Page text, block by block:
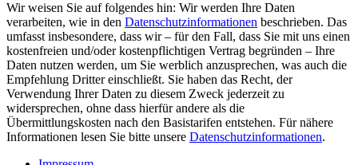
Wir weisen Sie auf folgendes hin: Wir werden Ihre Daten
verarbeiten, wie in den Datenschutzinformationen beschrieben. Das
umfasst insbesondere, dass wir – für den Fall, dass Sie mit uns einen
kostenfreien und/oder kostenpflichtigen Vertrag begründen – Ihre
Daten nutzen werden, um Sie werblich anzusprechen, was auch die
Empfehlung Dritter einschließt. Sie haben das Recht, der
Verwendung Ihrer Daten zu diesem Zweck jederzeit zu
widersprechen, ohne dass hierfür andere als die
Übermittlungskosten nach den Basistarifen entstehen. Für nähere
Informationen lesen Sie bitte unsere Datenschutzinformationen.